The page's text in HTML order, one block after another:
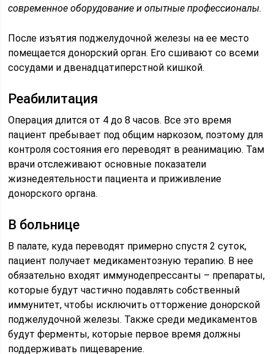
современное оборудование и опытные профессионалы.
После изъятия поджелудочной железы на ее место
помещается донорский орган. Его сшивают со всеми
сосудами и двенадцатиперстной кишкой.
Реабилитация
Операция длится от 4 до 8 часов. Все это время
пациент пребывает под общим наркозом, поэтому для
контроля состояния его переводят в реанимацию. Там
врачи отслеживают основные показатели
жизнедеятельности пациента и приживление
донорского органа.
В больнице
В палате, куда переводят примерно спустя 2 суток,
пациент получает медикаментозную терапию. В нее
обязательно входят иммунодепрессанты – препараты,
которые будут частично подавлять собственный
иммунитет, чтобы исключить отторжение донорской
поджелудочной железы. Также среди медикаментов
будут ферменты, которые первое время должны
поддерживать пищеварение.